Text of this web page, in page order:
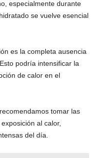
especialmente durante
se vuelve esencial
es la completa ausencia
podría intensificar la
de calor en el
tomar las
al calor,
del día.